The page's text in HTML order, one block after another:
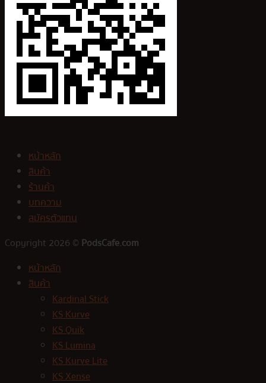
หน้าหลัก
สินค้า
ร้านค้า
บทความ
สมัครตัวแทน
Copyright 2026 © PodsCafe.com
หน้าหลัก
สินค้า
Kardinal Stick
KS Kurve
KS Quik
KS Lumina
KS Kurve Lite
KS Xense